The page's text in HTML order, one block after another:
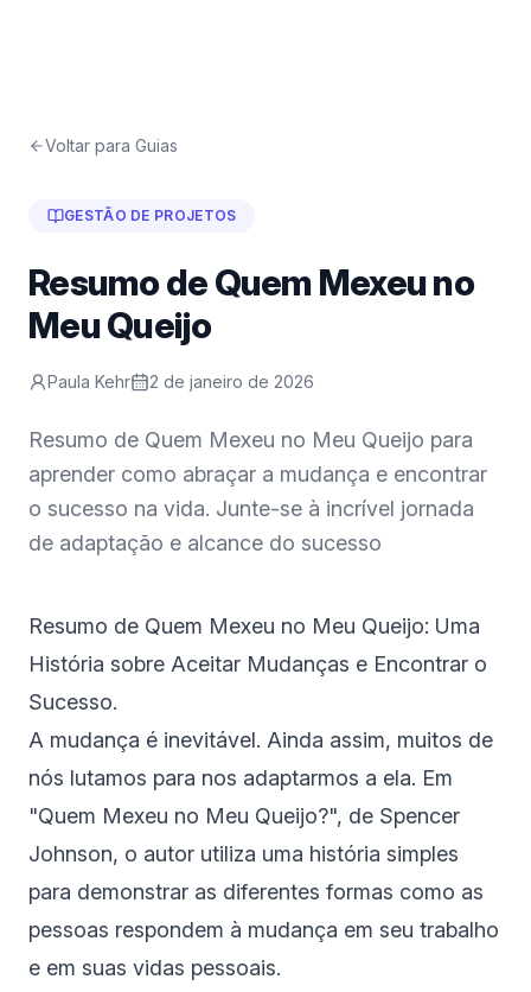
Voltar para Guias
GESTÃO DE PROJETOS
Resumo de Quem Mexeu no
Meu Queijo
Paula Kehr 2 de janeiro de 2026
Resumo de Quem Mexeu no Meu Queijo para
aprender como abraçar a mudança e encontrar
o sucesso na vida. Junte-se à incrível jornada
de adaptação e alcance do sucesso
Resumo de Quem Mexeu no Meu Queijo: Uma
História sobre Aceitar Mudanças e Encontrar o
Sucesso.
A mudança é inevitável. Ainda assim, muitos de
nós lutamos para nos adaptarmos a ela. Em
"Quem Mexeu no Meu Queijo?", de Spencer
Johnson, o autor utiliza uma história simples
para demonstrar as diferentes formas como as
pessoas respondem à mudança em seu trabalho
e em suas vidas pessoais.